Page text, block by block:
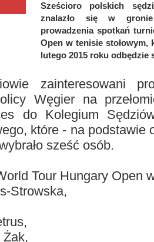
Sześcioro polskich
znalazło się w
prowadzenia spotkań
Open w tenisie
lutego 2015 roku odbędzie
zainteresowani
Węgier na
do Kolegium
które - na podstawie
sześć osób.
Tour Hungary Open
Strowska,
Żak,